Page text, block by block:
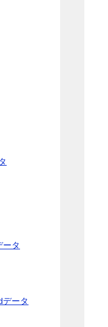
ータ
データ